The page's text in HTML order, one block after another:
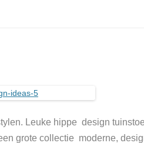
Leuke hippe design
grote collectie moderne,